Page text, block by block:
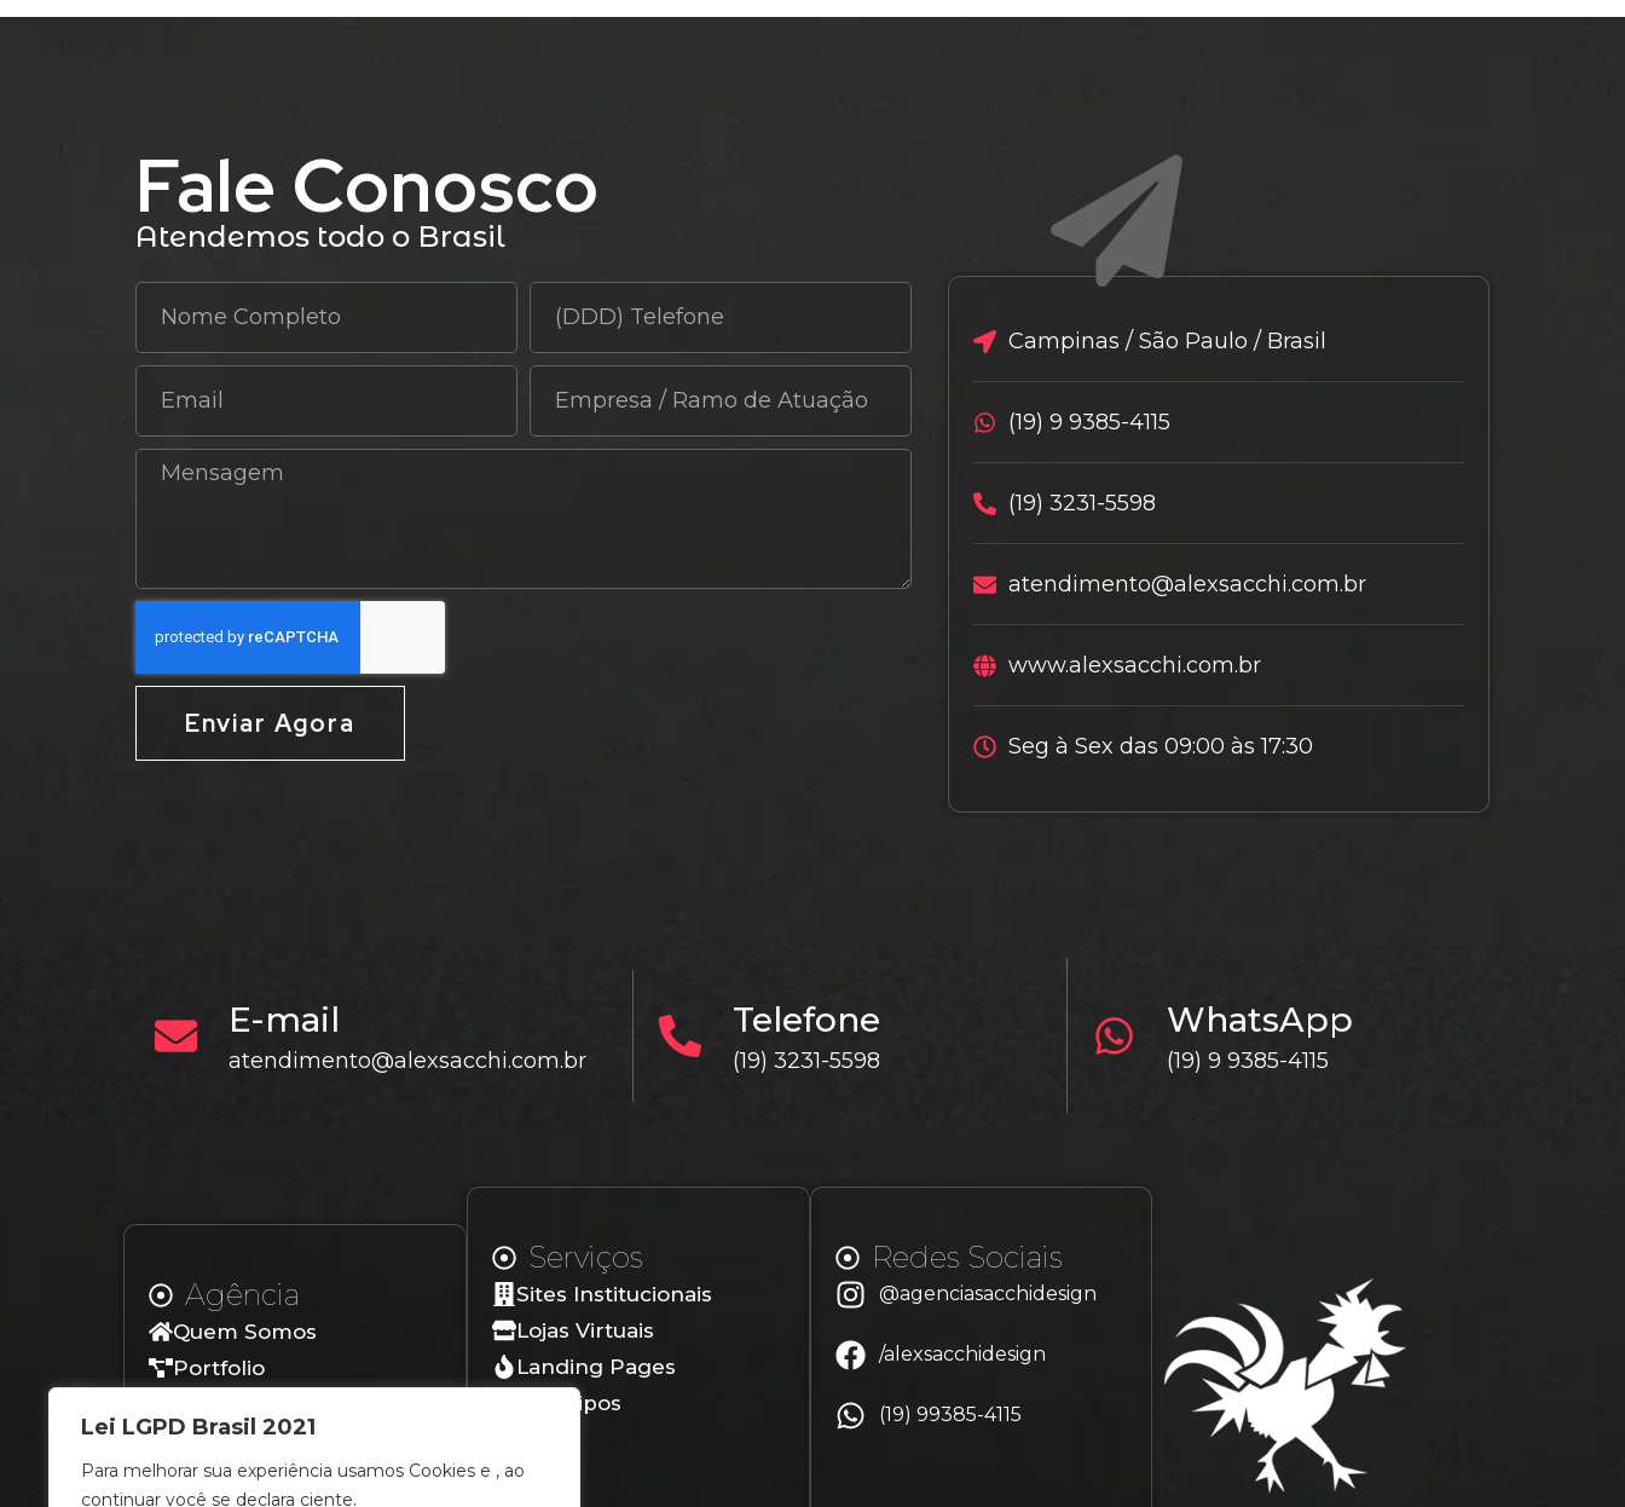
Lei LGPD Brasil 2021
Para melhorar sua experiência usamos Cookies e , ao
continuar você se declara ciente.
Fale Conosco
Atendemos todo o Brasil
Enviar Agora
Campinas / São Paulo / Brasil
(19) 9 9385-4115
(19) 3231-5598
atendimento@alexsacchi.com.br
www.alexsacchi.com.br
Seg à Sex das 09:00 às 17:30
E-mail
atendimento@alexsacchi.com.br
Telefone
(19) 3231-5598
WhatsApp
(19) 9 9385-4115
Agência
Quem Somos
Portfolio
Blog
Contato
Serviços
Sites Institucionais
Lojas Virtuais
Landing Pages
Logotipos
Redes Sociais
@agenciasacchidesign
/alexsacchidesign
(19) 99385-4115